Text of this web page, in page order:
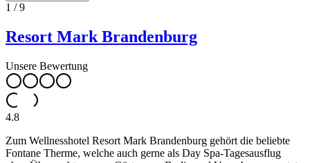
1 /9
Resort Mark Brandenburg
Unsere Bewertung
4.8
Zum Wellnesshotel Resort Mark Brandenburg gehört die beliebte
Fontane Therme, welche auch gerne als Day Spa-Tagesausflug